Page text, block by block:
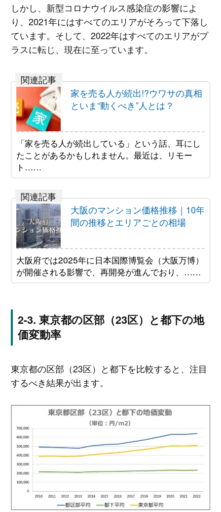
しかし、新型コロナウイルス感染症の影響によ
り、2021年にはすべてのエリアがそろって下落し
ています。そして、2022年はすべてのエリアがプ
ラスに転じ、現在に至っています。
家を売る人が続出!?ウワサの真相
といま“動くべき”人とは？
「家を売る人が続出している」という話、耳にし
たことがあるかもしれません。最近は、リモー
ト……
大阪のマンション価格推移｜10年
間の推移とエリアごとの相場
大阪府では2025年に日本国際博覧会（大阪万博）
が開催される影響で、再開発が進んでおり、……
東京都の区部（23区）と都下の地
価変動率
東京都の区部（23区）と都下を比較すると、注目
するべき結果が出ます。